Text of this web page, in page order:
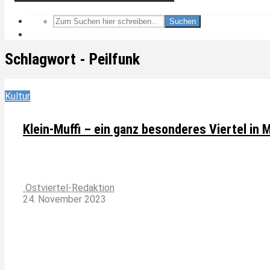
Suchen
Schlagwort - Peilfunk
Kultur
Klein-Muffi – ein ganz besonderes Viertel in
Ostviertel-Redaktion
24. November 2023